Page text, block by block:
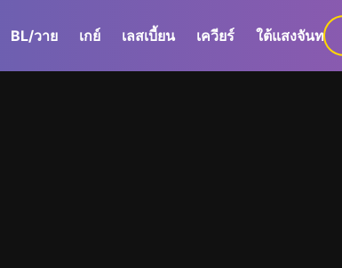
BL/วาย เกย์ เลสเบี้ยน เควียร์ ใต้แสงจันทร์